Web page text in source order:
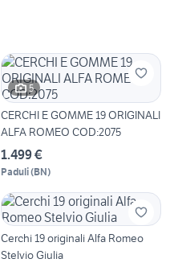
5
CERCHI E GOMME 19 ORIGINALI
ALFA ROMEO COD:2075
1.499 €
Paduli(BN)
Cerchi 19 originali Alfa Romeo
Stelvio Giulia